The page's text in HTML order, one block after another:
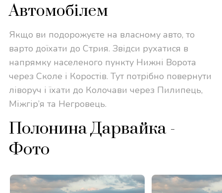
Автомобілем
Якщо ви подорожуєте на власному авто, то
варто доїхати до Стрия. Звідси рухатися в
напрямку населеного пункту Нижні Ворота
через Сколе і Коростів. Тут потрібно повернути
ліворуч і їхати до Колочави через Пилипець,
Міжгір’я та Негровець.
Полонина Дарвайка -
Фото